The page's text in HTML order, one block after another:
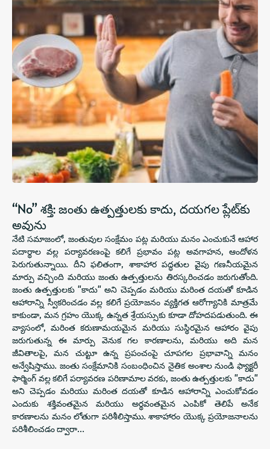
“No” శక్తి: జంతు ఉత్పత్తులకు కాదు, దయగల ప్లేట్‌కు
అవును
నేటి సమాజంలో, జంతువుల సంక్షేమం పట్ల మరియు మనం ఎంచుకునే ఆహార
పదార్థాల వల్ల పర్యావరణంపై కలిగే ప్రభావం పట్ల అవగాహన, ఆందోళన
పెరుగుతున్నాయి. దీని ఫలితంగా, శాకాహార పద్ధతుల వైపు గణనీయమైన
మార్పు వచ్చింది మరియు జంతు ఉత్పత్తులను తిరస్కరించడం జరుగుతోంది.
జంతు ఉత్పత్తులకు "కాదు" అని చెప్పడం మరియు మరింత దయతో కూడిన
ఆహారాన్ని స్వీకరించడం వల్ల కలిగే ప్రయోజనం వ్యక్తిగత ఆరోగ్యానికి మాత్రమే
కాకుండా, మన గ్రహం యొక్క ఉన్నత శ్రేయస్సుకు కూడా దోహదపడుతుంది. ఈ
వ్యాసంలో, మరింత కరుణామయమైన మరియు సుస్థిరమైన ఆహారం వైపు
జరుగుతున్న ఈ మార్పు వెనుక గల కారణాలను, మరియు అది మన
జీవితాలపై, మన చుట్టూ ఉన్న ప్రపంచంపై చూపగల ప్రభావాన్ని మనం
అన్వేషిస్తాము. జంతు సంక్షేమానికి సంబంధించిన నైతిక అంశాల నుండి ఫ్యాక్టరీ
ఫార్మింగ్ వల్ల కలిగే పర్యావరణ పరిణామాల వరకు, జంతు ఉత్పత్తులకు "కాదు"
అని చెప్పడం మరియు మరింత దయతో కూడిన ఆహారాన్ని ఎంచుకోవడం
ఎందుకు శక్తివంతమైన మరియు అర్థవంతమైన ఎంపికో తెలిపే అనేక
కారణాలను మనం లోతుగా పరిశీలిస్తాము. శాకాహారం యొక్క ప్రయోజనాలను
పరిశీలించడం ద్వారా…